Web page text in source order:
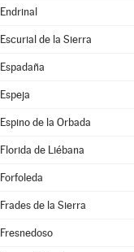
Endrinal
Escurial de la Sierra
Espadaña
Espeja
Espino de la Orbada
Florida de Liébana
Forfoleda
Frades de la Sierra
Fresnedoso